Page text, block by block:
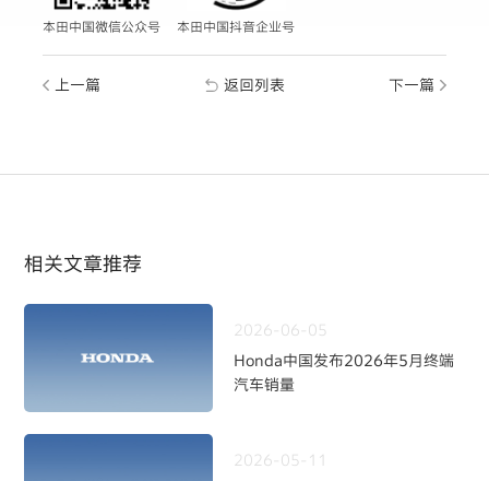
本田中国微信公众号 本田中国抖音企业号
上一篇 返回列表 下一篇
相关文章推荐
2026-06-05
Honda中国发布2026年5月终端
汽车销量
2026-05-11